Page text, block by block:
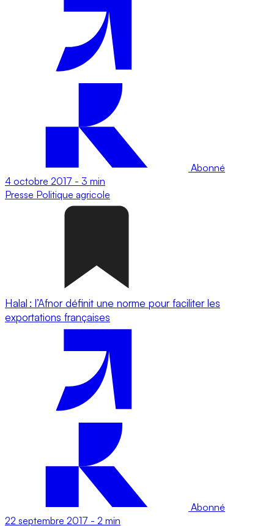
Abonné
4 octobre 2017 - 3 min
Presse Politique agricole
Halal : l’Afnor définit une norme pour faciliter les
exportations françaises
Abonné
22 septembre 2017 - 2 min